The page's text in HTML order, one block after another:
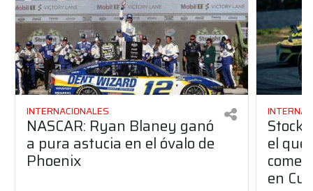
INTERNACIONALES
NASCAR: Ryan Blaney ganó
a pura astucia en el óvalo de
Phoenix
Stock
el
en